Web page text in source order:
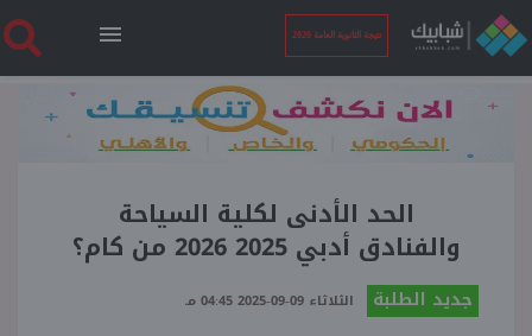
نتيجة الثانوية العامة 2026
الرئيسية
نتيجة الثانوية العامة 2026
الحد الأدنى لكلية السياحة
والفنادق أدبي 2025 2026 من كام؟
جديد الطلبة الثلاثاء 09-09-2025 04:45 مـ